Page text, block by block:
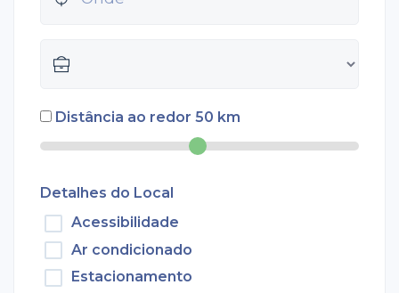
Distância ao redor 50 km
Detalhes do Local
Acessibilidade
Ar condicionado
Estacionamento